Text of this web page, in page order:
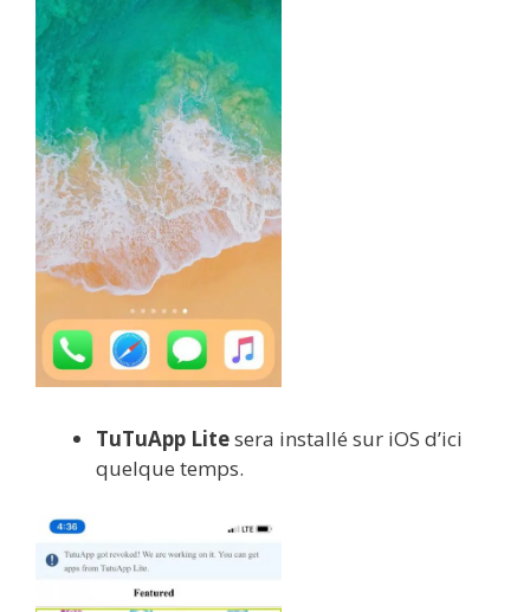
TuTuApp Litesera installé sur iOS d’ici
quelque temps.